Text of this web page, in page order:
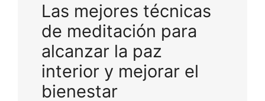
Las mejores técnicas
de meditación para
alcanzar la paz
interior y mejorar el
bienestar